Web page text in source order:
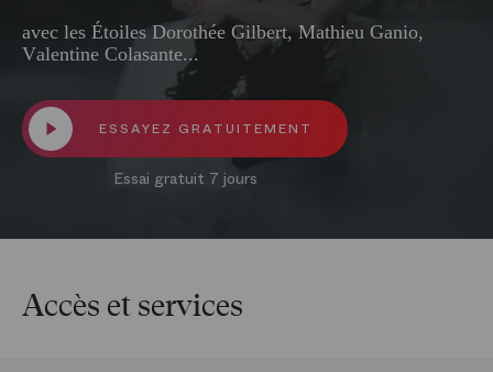
avec les Étoiles Dorothée Gilbert, Mathieu Ganio,
Valentine Colasante...
ESSAYEZ GRATUITEMENT
Essai gratuit 7 jours
Accès et services